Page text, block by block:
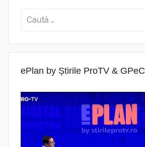
ePlan by Știrile ProTV & GPeC